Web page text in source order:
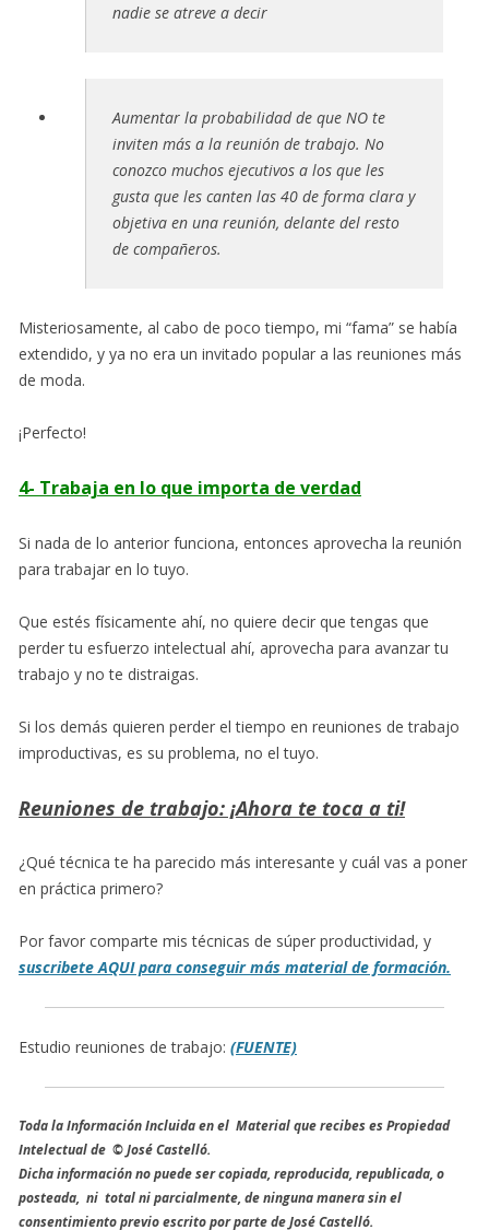
nadie se atreve a decir
Aumentar la probabilidad de que NO te
inviten más a la reunión de trabajo. No
conozco muchos ejecutivos a los que les
gusta que les canten las 40 de forma clara y
objetiva en una reunión, delante del resto
de compañeros.
Misteriosamente, al cabo de poco tiempo, mi “fama” se había
extendido, y ya no era un invitado popular a las reuniones más
de moda.
¡Perfecto!
4- Trabaja en lo que importa de verdad
Si nada de lo anterior funciona, entonces aprovecha la reunión
para trabajar en lo tuyo.
Que estés físicamente ahí, no quiere decir que tengas que
perder tu esfuerzo intelectual ahí, aprovecha para avanzar tu
trabajo y no te distraigas.
Si los demás quieren perder el tiempo en reuniones de trabajo
improductivas, es su problema, no el tuyo.
Reuniones de trabajo: ¡Ahora te toca a ti!
¿Qué técnica te ha parecido más interesante y cuál vas a poner
en práctica primero?
Por favor comparte mis técnicas de súper productividad, y
suscribete AQUI para conseguir más material de formación.
Estudio reuniones de trabajo: (FUENTE)
Toda la Información Incluida en el Material que recibes es Propiedad
Intelectual de © José Castelló.
Dicha información no puede ser copiada, reproducida, republicada, o
posteada, ni total ni parcialmente, de ninguna manera sin el
consentimiento previo escrito por parte de José Castelló.